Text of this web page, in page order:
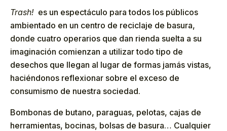
Trash! es un espectáculo para todos los públicos
ambientado en un centro de reciclaje de basura,
donde cuatro operarios que dan rienda suelta a su
imaginación comienzan a utilizar todo tipo de
desechos que llegan al lugar de formas jamás vistas,
haciéndonos reflexionar sobre el exceso de
consumismo de nuestra sociedad.
Bombonas de butano, paraguas, pelotas, cajas de
herramientas, bocinas, bolsas de basura… Cualquier